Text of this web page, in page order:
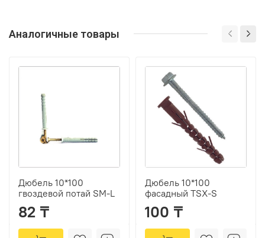
Аналогичные товары
Дюбель 10*100
гвоздевой потай SM-L
82 ₸
Дюбель 10*100
фасадный TSX-S
100 ₸